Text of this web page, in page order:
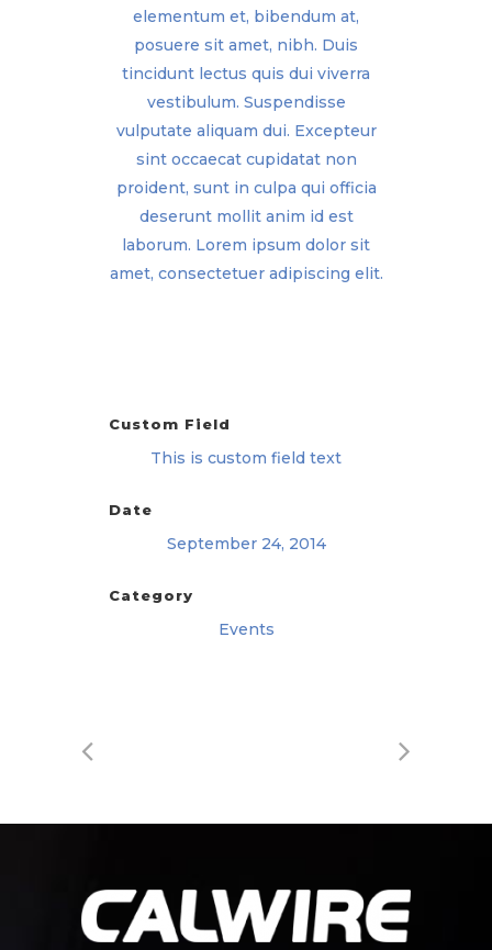
elementum et, bibendum at,
posuere sit amet, nibh. Duis
tincidunt lectus quis dui viverra
vestibulum. Suspendisse
vulputate aliquam dui. Excepteur
sint occaecat cupidatat non
proident, sunt in culpa qui officia
deserunt mollit anim id est
laborum. Lorem ipsum dolor sit
amet, consectetuer adipiscing elit.
Custom Field
This is custom field text
Date
September 24, 2014
Category
Events